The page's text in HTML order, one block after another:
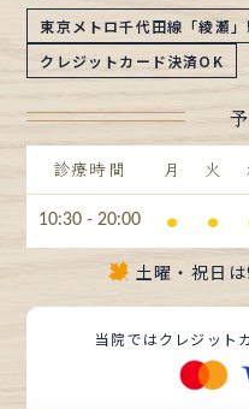
東京メトロ千代田線「綾瀬
クレジットカード決済OK
診療時間 月 火
10:30 - 20:00 ⚫︎ ⚫︎
土曜・祝日は
当院ではクレジット